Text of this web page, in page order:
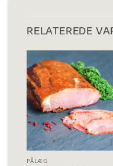
RELATEREDE
PÅLÆG